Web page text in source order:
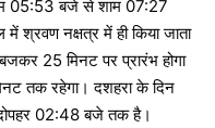
05:53 बजे से शाम 07:27
श्रवण नक्षत्र में ही किया जाता
25 मिनट पर प्रारंभ होगा
तक रहेगा। दशहरा के दिन
02:48 बजे तक है।